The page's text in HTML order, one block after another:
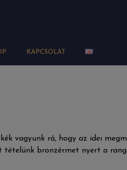
KAPCSOLAT
vagyunk rá, hogy az idei
bronzérmet nyert a